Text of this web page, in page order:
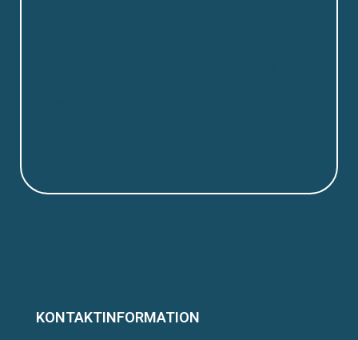
KONTAKTINFORMATION